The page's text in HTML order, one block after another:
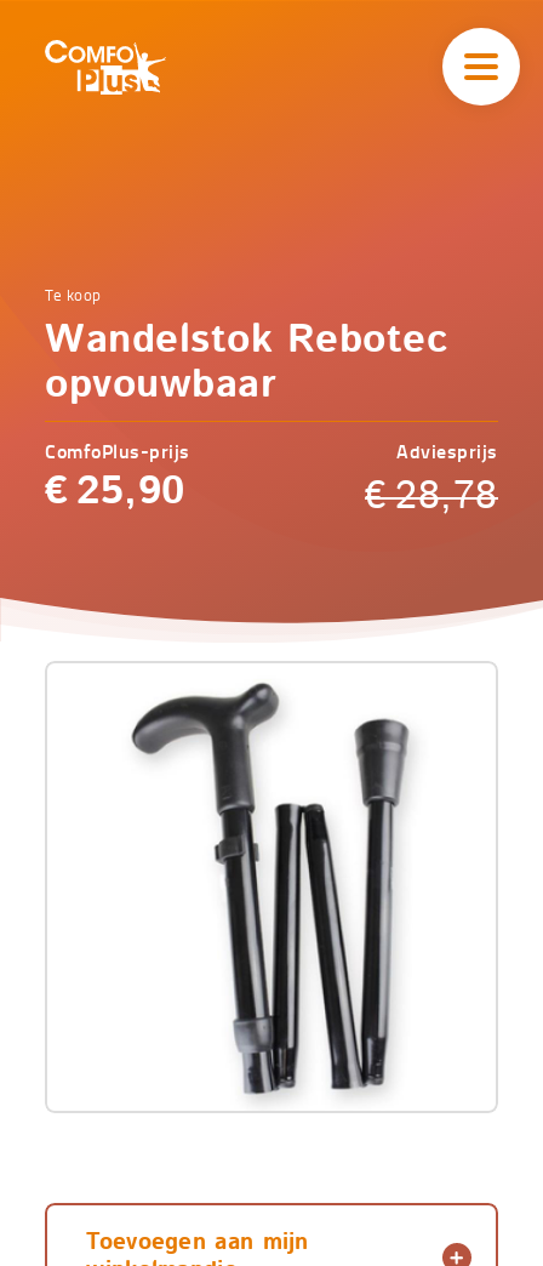
Home
Mobiliteit
Rebotec
opvouwbaar
Comfoplus
-
Te koop
Wandelstok Rebotec
opvouwbaar
ComfoPlus-prijs
€ 25,90
Adviesprijs
€28,78
navigatieComfoPlus
Product
informatie
Wandelstok
opvouwbaar
Toevoegen aan mijn